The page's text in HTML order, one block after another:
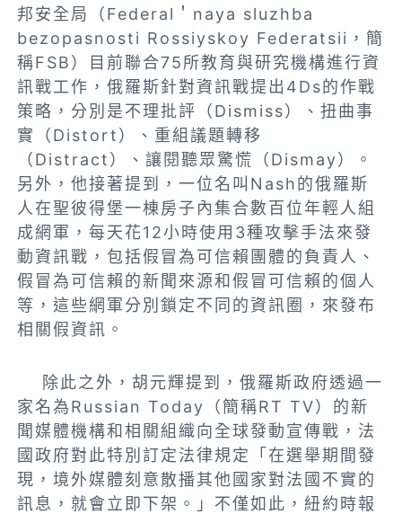
邦安全局（Federal＇naya sluzhba
bezopasnosti Rossiyskoy Federatsii，簡
稱FSB）目前聯合75所教育與研究機構進行資
訊戰工作，俄羅斯針對資訊戰提出4Ds的作戰
策略，分別是不理批評（Dismiss）、扭曲事
實（Distort）、重組議題轉移
（Distract）、讓閱聽眾驚慌（Dismay）。
另外，他接著提到，一位名叫Nash的俄羅斯
人在聖彼得堡一棟房子內集合數百位年輕人組
成網軍，每天花12小時使用3種攻擊手法來發
動資訊戰，包括假冒為可信賴團體的負責人、
假冒為可信賴的新聞來源和假冒可信賴的個人
等，這些網軍分別鎖定不同的資訊圈，來發布
相關假資訊。
除此之外，胡元輝提到，俄羅斯政府透過一
家名為Russian Today（簡稱RT TV）的新
聞媒體機構和相關組織向全球發動宣傳戰，法
國政府對此特別訂定法律規定「在選舉期間發
現，境外媒體刻意散播其他國家對法國不實的
訊息，就會立即下架。」不僅如此，紐約時報